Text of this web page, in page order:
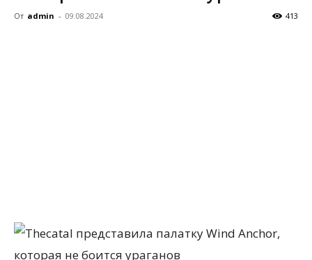
От admin - 09.08.2024 413